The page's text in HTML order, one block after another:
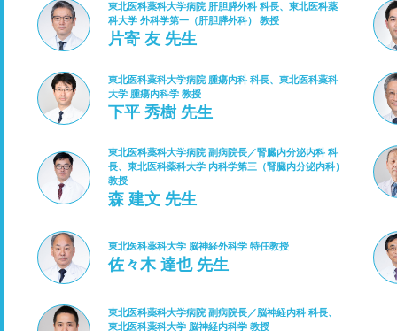
東北医科薬科大学病院 肝胆膵外科 科長、東北医科薬
科大学 外科学第一（肝胆膵外科） 教授
片寄 友 先生
東北医科薬科大学病院 腫瘍内科 科長、東北医科薬科
大学 腫瘍内科学 教授
下平 秀樹 先生
東北医科薬科大学病院 副病院長／腎臓内分泌内科 科
長、東北医科薬科大学 内科学第三（腎臓内分泌内科）
教授
森 建文 先生
東北医科薬科大学 脳神経外科学 特任教授
佐々木 達也 先生
東北医科薬科大学病院 副病院長／脳神経内科 科長、
東北医科薬科大学 脳神経内科学 教授